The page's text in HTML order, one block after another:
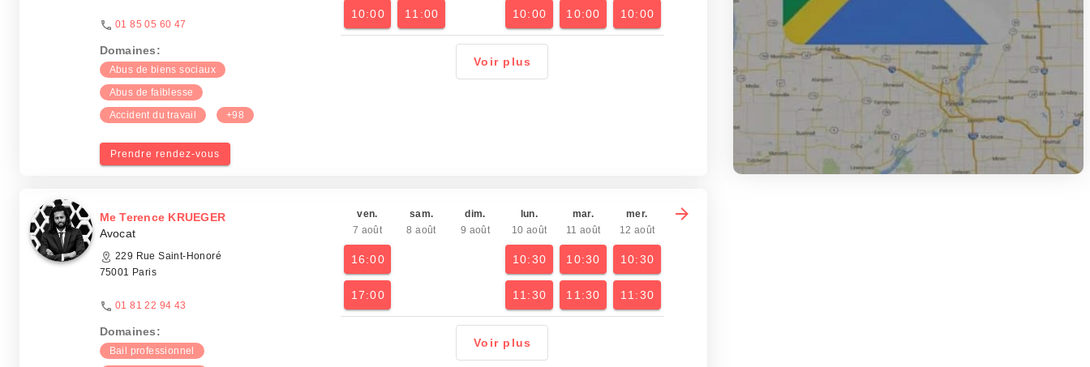
01 85 05 60 47
Domaines:
Abus de biens sociaux
Abus de faiblesse
Accident du travail
+98
Prendre rendez-vous
10:00 11:00 10:00 10:00 10:00
Voir plus
Me Terence KRUEGER
Avocat
229 Rue Saint-Honoré
75001 Paris
01 81 22 94 43
Domaines:
Bail professionnel
ven.
7 août
16:00
17:00
sam.
8 août
dim.
9 août
lun.
10 août
10:30
11:30
mar.
11 août
10:30
11:30
mer.
12 août
10:30
11:30
Voir plus